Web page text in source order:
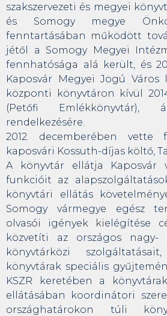
szakszervezeti és megyei
és Somogy megye
fenntartásában működött
jétől a Somogy Megyei
fennhatósága alá került, és
Kaposvár Megyei Jogú
központi könyvtáron kívül
(Petőfi
rendelkezésére.
2012. decemberében
kaposvári Kossuth-díjas költő,
A könyvtár ellátja Kaposvár
funkcióit az
könyvtári ellátás
Somogy vármegye egész
olvasói igények kielégítése
közvetíti az országos nagy-
könyvtárközi
könyvtárak speciális
KSZR keretében a
ellátásában koordinátori
országhatárokon túli